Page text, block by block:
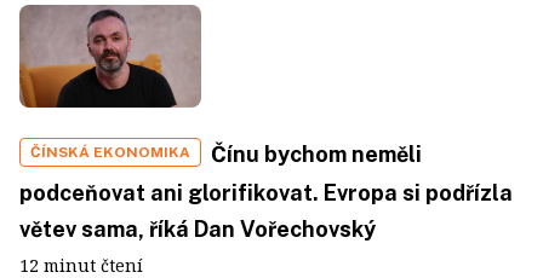
ČÍNSKÁ EKONOMIKA
Čínu bychom neměli
podceňovat ani glorifikovat. Evropa si podřízla
větev sama, říká Dan Vořechovský
12 minut čtení